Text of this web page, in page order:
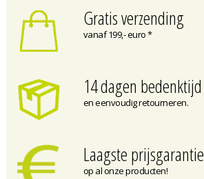
Gratis verzending
vanaf 199,- euro *
14 dagen bedenktijd
en eenvoudig retourneren.
Laagste prijsgarantie
op al onze producten!